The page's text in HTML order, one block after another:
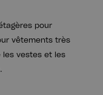
pour
vêtements très
les vestes et les